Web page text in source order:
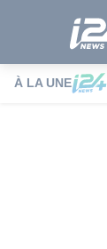
À LA UNE